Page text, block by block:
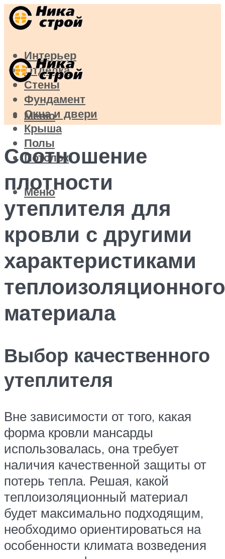
Интерьер
Отделка
Стены
Фундамент
Окна и двери
Крыша
Полы
Потолок
Меню
Меню
Соотношение
плотности
утеплителя для
кровли с другими
характеристиками
теплоизоляционного
материала
Выбор качественного
утеплителя
Вне зависимости от того, какая
форма кровли мансарды
использовалась, она требует
наличия качественной защиты от
потерь тепла. Решая, какой
теплоизоляционный материал
будет максимально подходящим,
необходимо ориентироваться на
особенности климата возведения